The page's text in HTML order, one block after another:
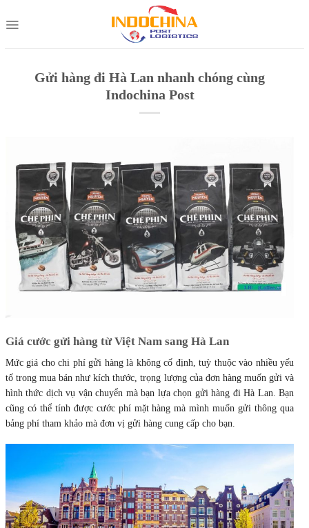
to
Gửi hàng đi Hà Lan nhanh chóng cùng
Indochina Post
Giá cước gửi hàng từ Việt Nam sang Hà Lan
Mức giá cho chi phí gửi hàng là không cố định, tuỳ thuộc vào nhiều yếu
tố trong mua bán như kích thước, trọng lượng của đơn hàng muốn gửi và
hình thức dịch vụ vận chuyển mà bạn lựa chọn gửi hàng đi Hà Lan. Bạn
cũng có thể tính được cước phí mặt hàng mà mình muốn gửi thông qua
bảng phí tham khảo mà đơn vị gửi hàng cung cấp cho bạn.